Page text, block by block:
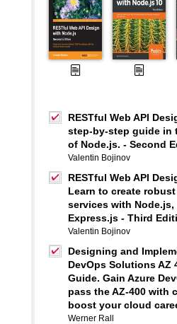
RESTful Web API
step-by-step guide in
of Node.js. - Second
Valentin Bojinov
RESTful Web API
Learn to create robust
services with Node.js,
Express.js - Third
Valentin Bojinov
Designing and
DevOps Solutions AZ
Guide. Gain Azure
pass the AZ-400 with
boost your cloud
Werner Rall